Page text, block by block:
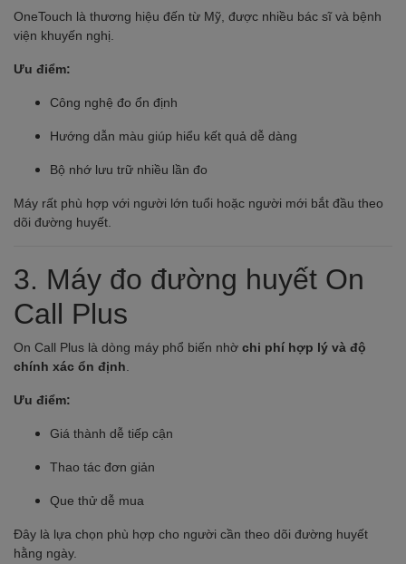
OneTouch là thương hiệu đến từ Mỹ, được nhiều bác sĩ và bệnh
viện khuyến nghị.
Ưu điểm:
Công nghệ đo ổn định
Hướng dẫn màu giúp hiểu kết quả dễ dàng
Bộ nhớ lưu trữ nhiều lần đo
Máy rất phù hợp với người lớn tuổi hoặc người mới bắt đầu theo
dõi đường huyết.
3. Máy đo đường huyết On
Call Plus
On Call Plus là dòng máy phổ biến nhờ chi phí hợp lý và độ
chính xác ổn định
Ưu điểm:
Giá thành dễ tiếp cận
Thao tác đơn giản
Que thử dễ mua
Đây là lựa chọn phù hợp cho người cần theo dõi đường huyết
hằng ngày.